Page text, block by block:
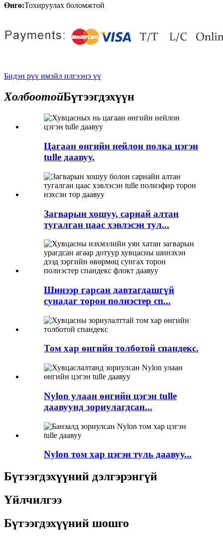
Өнгө:Тохируулах боломжтой
Бидэн рүү имэйл илгээнэ үү
ХолбоотойБүтээгдэхүүн
Цагаан өнгийн нейлон полка цэгэн
tulle даавуу.
Загварын хошуу, сарнай алтан
тугалган цаас хэвлэсэн тул...
Шинээр гарсан давтагдашгүй
сунадаг торон полиэстер сп...
Том хар өнгийн толботой спандекс.
Nylon улаан өнгийн цэгэн tulle
даавуунд зориулагдсан...
Nylon том хар цэгэн туль даавуу...
Бүтээгдэхүүний дэлгэрэнгүй
Үйлчилгээ
Бүтээгдэхүүний шошго